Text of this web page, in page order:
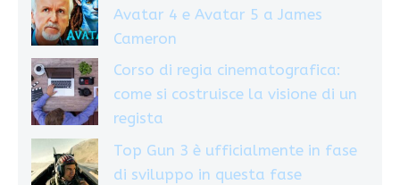
Avatar 4 e Avatar 5 a James
Cameron
Corso di regia cinematografica:
come si costruisce la visione di un
regista
Top Gun 3 è ufficialmente in fase
di sviluppo in questa fase